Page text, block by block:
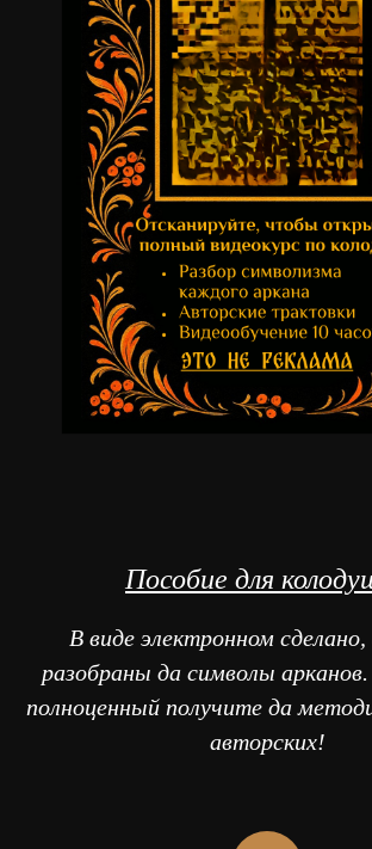
Пособие для
В виде электронном
разобраны да символы
полноценный получите да
авторских!